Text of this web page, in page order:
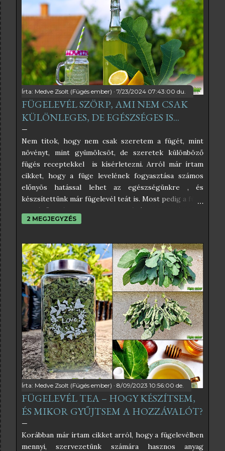
h
o
z
z
á
!
Írta: Medve Zsolt (Fügés ember) 7/23/2024 07:43:00 du.
FÜGELEVÉL SZÖRP, AMI NEM CSAK
KÜLÖNLEGES, DE EGÉSZSÉGES IS...
Nem titok, hogy nem csak szeretem a fügét, mint
növényt, mint gyümölcsöt, de szeretek különböző
fügés receptekkel is kísérletezni. Arról már írtam
cikket, hogy a füge levelének fogyasztása számos
előnyös hatással lehet az egészségünkre , és
készsítettünk már fügelevél teát is. Most pedig a füge
leveléből készült szörpöt próbáltam ki, és úgy
éreztem, nektek is be kell, hogy mutassam. Az
találni, amelyek közül némelyikben egészen
elképesztő hozzávalók is vannak, amelyektől éppen
hogy csak pont egészséges nem lesz. Én az
egyszerűségben hiszek, és abban, hogy a befőzés
szabályait betartva nincs szükség tartósítószerekre
sem, ezért az én receptem teljesen egyszerű. Ha
pedig a kristálycukrot helyettesítjük valamilyen
édesítőszerrel, akkor még inkább egészséges lesz a
végeredmény. A fügelevélből főzött szörpnek
kimondottan különleges íze van, ami vagy ízleni fog,
vagy nem. Nekem nagyon ízlik, kimondottan frissítő
hideg szódával, szó...
2 MEGJEGYZÉS
Írta: Medve Zsolt (Fügés ember) 8/09/2023 10:56:00 de.
FÜGELEVÉL TEA – HOGY KÉSZÍTSEM,
ÉS MIKOR GYŰJTSEM A HOZZÁVALÓT?
Korábban már írtam cikket arról, hogy a fügelevélben
mennyi, szervezetünk számára hasznos anyag